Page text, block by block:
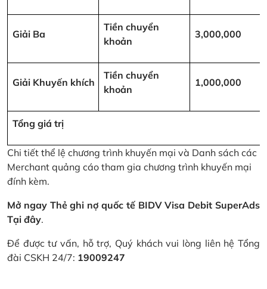
Giải Ba
Tiền chuyển
khoản
3,000,000
Giải Khuyến khích
Tiền chuyển
khoản
1,000,000
Tổng giá trị
Chi tiết thể lệ chương trình khuyến mại và Danh sách các
Merchant quảng cáo tham gia chương trình khuyến mại
đính kèm.
Mở ngay Thẻ ghi nợ quốc tế BIDV Visa Debit SuperAds
Tại đây.
Để được tư vấn, hỗ trợ, Quý khách vui lòng liên hệ Tổng
đài CSKH 24/7: 19009247